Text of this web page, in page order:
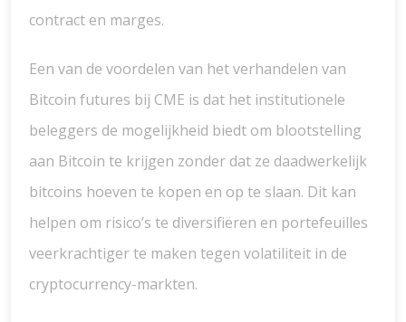
contract en marges.
Een van de voordelen van het verhandelen van
Bitcoin futures bij CME is dat het institutionele
beleggers de mogelijkheid biedt om blootstelling
aan Bitcoin te krijgen zonder dat ze daadwerkelijk
bitcoins hoeven te kopen en op te slaan. Dit kan
helpen om risico’s te diversifiëren en portefeuilles
veerkrachtiger te maken tegen volatiliteit in de
cryptocurrency-markten.